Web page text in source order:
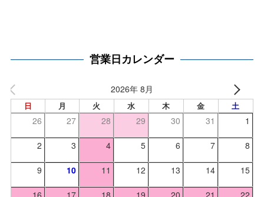
営業日カレンダー
2026年 8月
日 月 火 水 木 金 土
26 27 28 29 30 31 1
2 3 4 5 6 7 8
9 10 11 12 13 14 15
16 17 18 19 20 21 22